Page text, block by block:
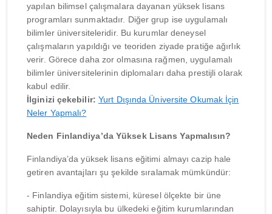
yapılan bilimsel çalışmalara dayanan yüksek lisans
programları sunmaktadır. Diğer grup ise uygulamalı
bilimler üniversiteleridir. Bu kurumlar deneysel
çalışmaların yapıldığı ve teoriden ziyade pratiğe ağırlık
verir. Görece daha zor olmasına rağmen, uygulamalı
bilimler üniversitelerinin diplomaları daha prestijli olarak
kabul edilir.
İlginizi çekebilir: Yurt Dışında Üniversite Okumak İçin
Neler Yapmalı?
Neden Finlandiya’da Yüksek Lisans Yapmalısın?
Finlandiya’da yüksek lisans eğitimi almayı cazip hale
getiren avantajları şu şekilde sıralamak mümkündür:
- Finlandiya eğitim sistemi, küresel ölçekte bir üne
sahiptir. Dolayısıyla bu ülkedeki eğitim kurumlarından